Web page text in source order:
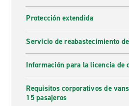
Protección extendida
Servicio de reabastecimiento
Información para la licencia de
Requisitos corporativos de
15 pasajeros